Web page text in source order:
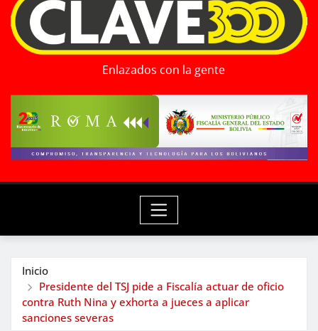
Enlazados con la gente
Inicio
Presidente del TSJ pide a Fiscalía actuar de oficio
contra Ruth Nina y exhorta a jueces a aplicar
sanciones severas